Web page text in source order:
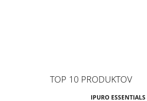
TOP 10 PRODUKTOV
IPURO